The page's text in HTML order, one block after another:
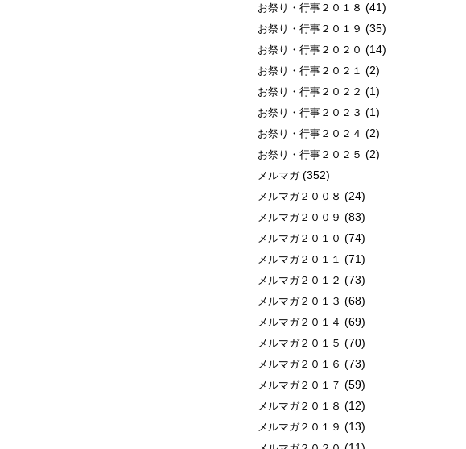
お祭り・行事２０１８ (41)
お祭り・行事２０１９ (35)
お祭り・行事２０２０ (14)
お祭り・行事２０２１ (2)
お祭り・行事２０２２ (1)
お祭り・行事２０２３ (1)
お祭り・行事２０２４ (2)
お祭り・行事２０２５ (2)
メルマガ(352)
メルマガ２００８ (24)
メルマガ２００９ (83)
メルマガ２０１０ (74)
メルマガ２０１１ (71)
メルマガ２０１２ (73)
メルマガ２０１３ (68)
メルマガ２０１４ (69)
メルマガ２０１５ (70)
メルマガ２０１６ (73)
メルマガ２０１７ (59)
メルマガ２０１８ (12)
メルマガ２０１９ (13)